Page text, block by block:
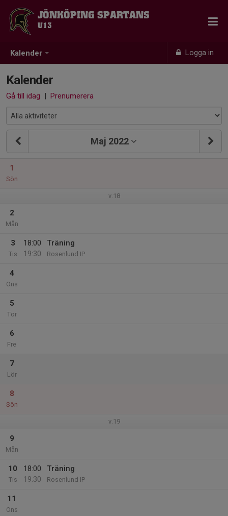
Kalender Logga in
JÖNKÖPING SPARTANS
U13
Kalender
Gå till idag | Prenumerera
Maj 2022
1
Sön
v.18
2
Mån
3
Tis
18:00
19:30
Träning
Rosenlund IP
4
Ons
5
Tor
6
Fre
7
Lör
8
Sön
v.19
9
Mån
10
Tis
18:00
19:30
Träning
Rosenlund IP
11
Ons